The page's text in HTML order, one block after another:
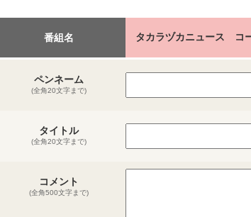
番組名 タカラヅカニュース コ
ペンネーム
(全角20文字まで)
タイトル
(全角20文字まで)
コメント
(全角500文字まで)